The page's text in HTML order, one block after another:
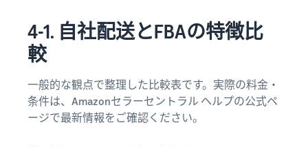
4-1. 自社配送とFBAの特徴比
較
一般的な観点で整理した比較表です。実際の料金・
条件は、Amazonセラーセントラル ヘルプの公式ペ
ージで最新情報をご確認ください。